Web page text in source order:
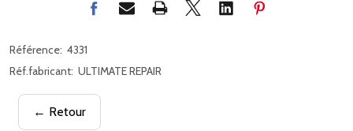
Référence: 4331
Réf.fabricant: ULTIMATE REPAIR
← Retour